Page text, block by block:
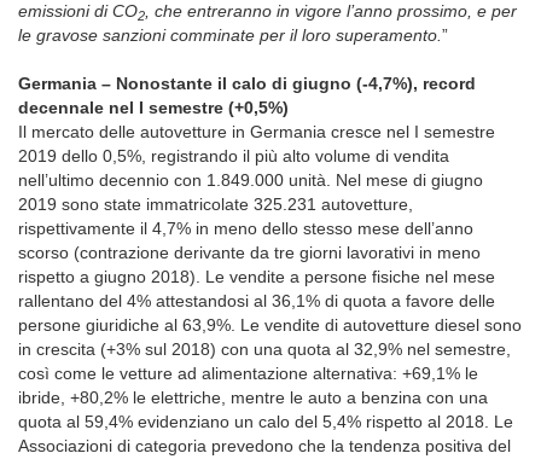
emissioni di CO2
, che entreranno in vigore l’anno prossimo, e per
le gravose sanzioni comminate per il loro superamento. ”
Germania – Nonostante il calo di giugno (-4,7%), record
decennale nel I semestre (+0,5%)
Il mercato delle autovetture in Germania cresce nel I semestre
2019 dello 0,5%, registrando il più alto volume di vendita
nell’ultimo decennio con 1.849.000 unità. Nel mese di giugno
2019 sono state immatricolate 325.231 autovetture,
rispettivamente il 4,7% in meno dello stesso mese dell’anno
scorso (contrazione derivante da tre giorni lavorativi in meno
rispetto a giugno 2018). Le vendite a persone fisiche nel mese
rallentano del 4% attestandosi al 36,1% di quota a favore delle
persone giuridiche al 63,9%. Le vendite di autovetture diesel sono
in crescita (+3% sul 2018) con una quota al 32,9% nel semestre,
così come le vetture ad alimentazione alternativa: +69,1% le
ibride, +80,2% le elettriche, mentre le auto a benzina con una
quota al 59,4% evidenziano un calo del 5,4% rispetto al 2018. Le
Associazioni di categoria prevedono che la tendenza positiva del